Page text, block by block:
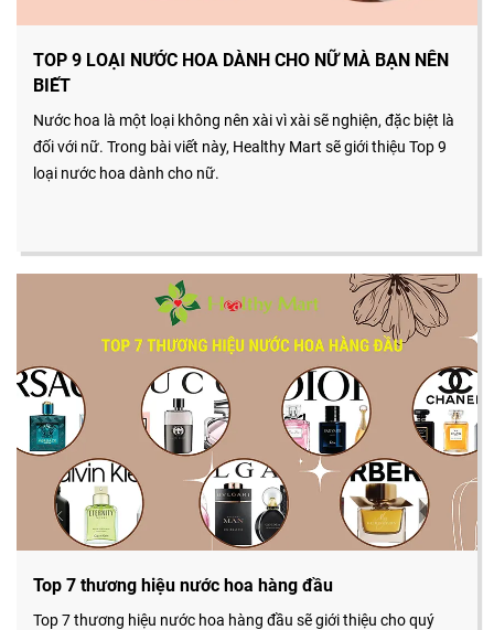
TOP 9 LOẠI NƯỚC HOA DÀNH CHO NỮ MÀ BẠN NÊN
BIẾT
Nước hoa là một loại không nên xài vì xài sẽ nghiện, đặc biệt là
đối với nữ. Trong bài viết này, Healthy Mart sẽ giới thiệu Top 9
loại nước hoa dành cho nữ.
Top 7 thương hiệu nước hoa hàng đầu
Top 7 thương hiệu nước hoa hàng đầu sẽ giới thiệu cho quý